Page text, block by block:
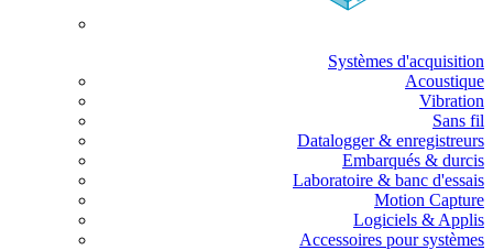
Systèmes d'acquisition
Acoustique
Vibration
Sans fil
Datalogger & enregistreurs
Embarqués & durcis
Laboratoire & banc d'essais
Motion Capture
Logiciels & Applis
Accessoires pour systèmes